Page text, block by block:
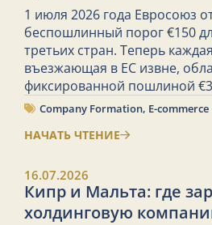
1 июля 2026 года Евросоюз
беспошлинный порог €150
третьих стран. Теперь
въезжающая в ЕС извне,
фиксированной пошлиной €3
Company Formation, E-commerce
НАЧАТЬ ЧТЕНИЕ
16.07.2026
Кипр и Мальта: где
холдинговую